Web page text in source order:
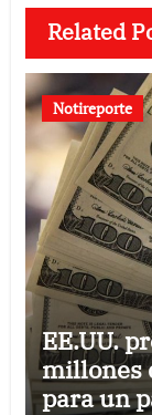
Related
Notireporte
EE.UU.
millones
para un